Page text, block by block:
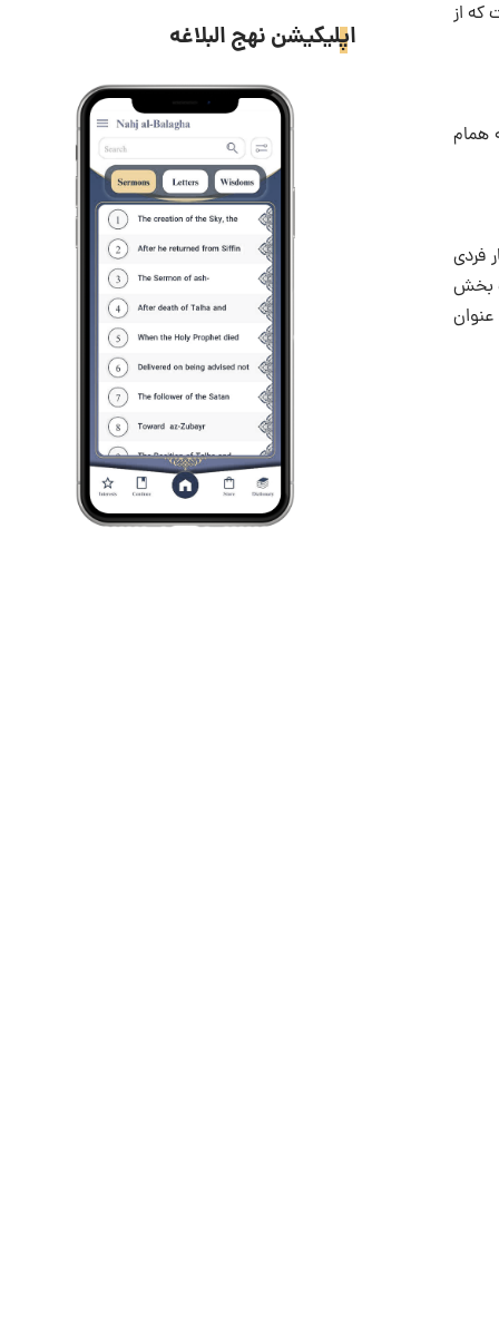
که از
همام
فردی
بخش
اپلیکیشن نهج البلاغه